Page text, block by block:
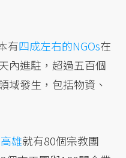
有四成左右的NGOs在
內進駐，超過五百個
域發生，包括物資、
高雄就有80個宗教團